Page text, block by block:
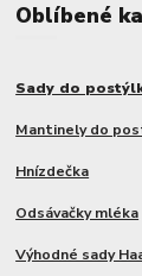
Oblíbené
Sady do
Mantinely do
Hnízdečka
Odsávačky mléka
Výhodné sady